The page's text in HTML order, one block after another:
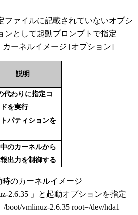
ファイルに記載されていないオプシ
ンとして起動プロンプトで指定
カーネルイメージ [オプション]
説明
代わりに指定コ
を実行
パティションを
のカーネルから
出力を制御する
時のカーネルイメージ
2.6.35 」と起動オプションを指定
vmlinuz-2.6.35 root=/dev/hda1